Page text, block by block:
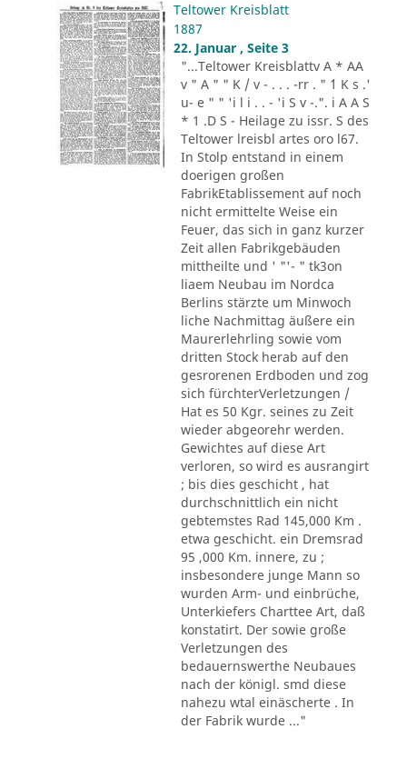
Teltower Kreisblatt
1887
22. Januar , Seite 3
"...Teltower Kreisblattv A * AA
v " A " " K / v - . . . -rr . " ´1 K s .'
u- e " " 'i l i . . - 'i S v -.". i A A S
* 1 .D S - Heilage zu issr. S des
Teltower lreisbl artes oro l67.
In Stolp entstand in einem
doerigen großen
FabrikEtablissement auf noch
nicht ermittelte Weise ein
Feuer, das sich in ganz kurzer
Zeit allen Fabrikgebäuden
mittheilte und ' "'- " tk3on
liaem Neubau im Nordca
Berlins stärzte um Minwoch
liche Nachmittag äußere ein
Maurerlehrling sowie vom
dritten Stock herab auf den
gesrorenen Erdboden und zog
sich fürchterVerletzungen /
Hat es 50 Kgr. seines zu Zeit
wieder abgeorehr werden.
Gewichtes auf diese Art
verloren, so wird es ausrangirt
; bis dies geschicht , hat
durchschnittlich ein nicht
gebtemstes Rad 145,000 Km .
etwa geschicht. ein Dremsrad
95 ,000 Km. innere, zu ;
insbesondere junge Mann so
wurden Arm- und einbrüche,
Unterkiefers Charttee Art, daß
konstatirt. Der sowie große
Verletzungen des
bedauernswerthe Neubaues
nach der königl. smd diese
nahezu wtal einäscherte . In
der Fabrik wurde ..."